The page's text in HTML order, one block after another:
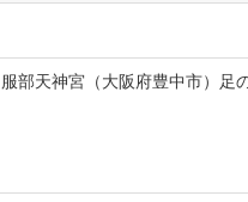
服部天神宮（大阪府豊中市）足